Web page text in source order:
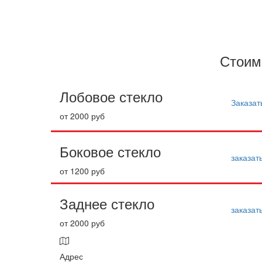
Лобовое стекло
от 2000 руб
Боковое стекло
от 1200 руб
Заднее стекло
от 2000 руб
Адрес